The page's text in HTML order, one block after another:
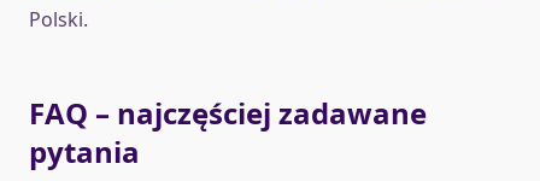
Polski.
FAQ – najczęściej zadawane
pytania